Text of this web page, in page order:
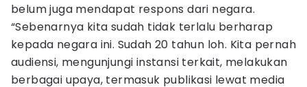
belum juga mendapat respons dari negara.
“Sebenarnya kita sudah tidak terlalu berharap
kepada negara ini. Sudah 20 tahun loh. Kita pernah
audiensi, mengunjungi instansi terkait, melakukan
berbagai upaya, termasuk publikasi lewat media